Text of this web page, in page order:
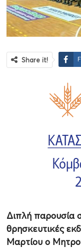
Share it!
Διπλή παρουσία
θρησκευτικές
Μαρτίου ο